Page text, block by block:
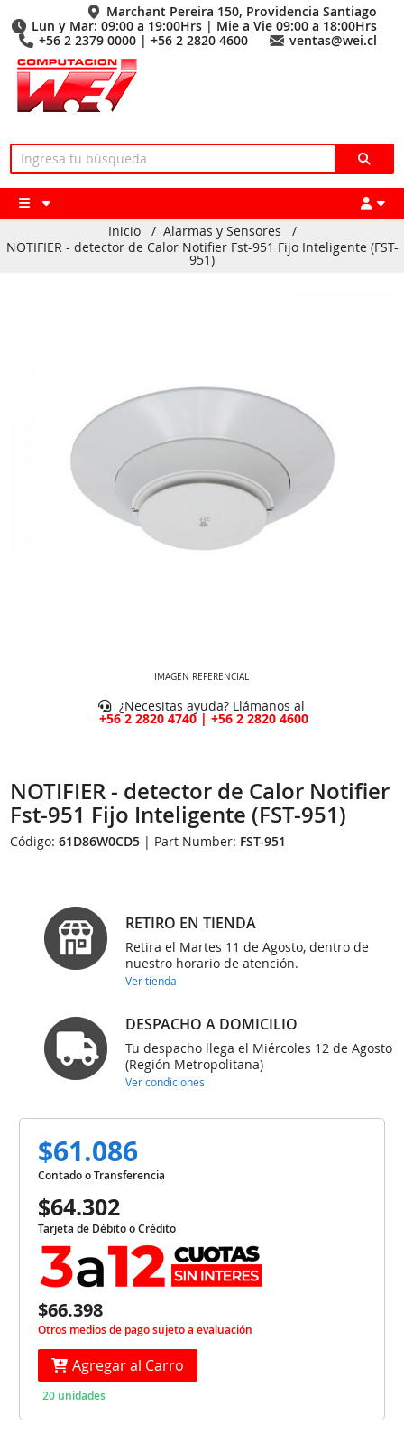
Marchant Pereira 150, Providencia Santiago
Lun y Mar: 09:00 a 19:00Hrs | Mie a Vie 09:00 a 18:00Hrs
+56 2 2379 0000 | +56 2 2820 4600
ventas@wei.cl
Inicio / Alarmas y Sensores
/
NOTIFIER - detector de Calor Notifier Fst-951 Fijo Inteligente (FST-
951)
IMAGEN REFERENCIAL
¿Necesitas ayuda? Llámanos al
+56 2 2820 4740 | +56 2 2820 4600
NOTIFIER - detector de Calor Notifier
Fst-951 Fijo Inteligente (FST-951)
Código:61D86W0CD5 | Part Number: FST-951
RETIRO EN TIENDA
Retira el Martes 11 de Agosto, dentro de
nuestro horario de atención.
Ver tienda
DESPACHO A DOMICILIO
Tu despacho llega el Miércoles 12 de Agosto
(Región Metropolitana)
Ver condiciones
$61.086
Contado o Transferencia
$64.302
Tarjeta de Débito o Crédito
$66.398
Otros medios de pago sujeto a evaluación
Agregar al Carro
20 unidades